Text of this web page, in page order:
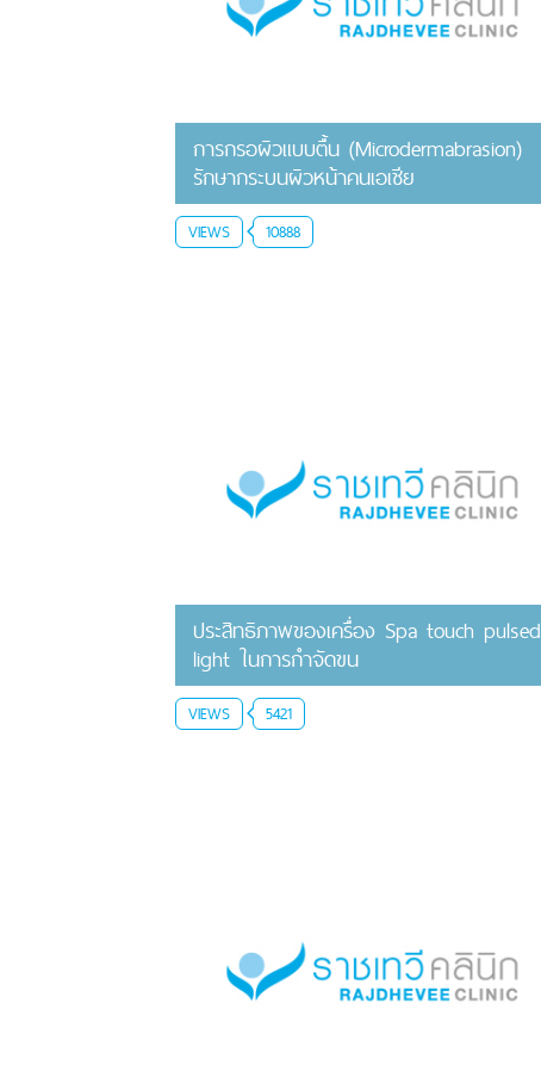
การกรอผิวแบบตื้น (Microdermabrasion)
รักษากระบนผิวหน้าคนเอเชีย
VIEWS 10888
ประสิทธิภาพของเครื่อง Spa touch pulsed
light ในการกำจัดขน
VIEWS 5421